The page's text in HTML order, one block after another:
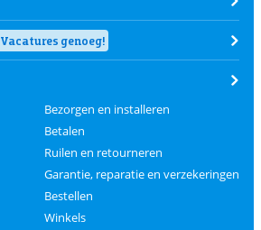
Vacatures genoeg!
Bezorgen en installeren
Betalen
Ruilen en retourneren
Garantie, reparatie en verzekeringen
Bestellen
Winkels